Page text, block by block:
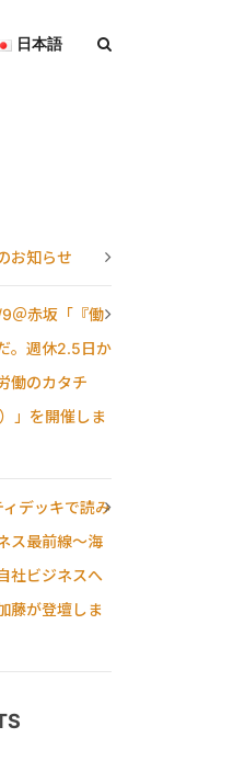
日本語
お知らせ
9＠赤坂「『働
。週休2.5日か
働のカタチ
」を開催しま
デッキで読み
ス最前線〜海
社ビジネスへ
藤が登壇しま